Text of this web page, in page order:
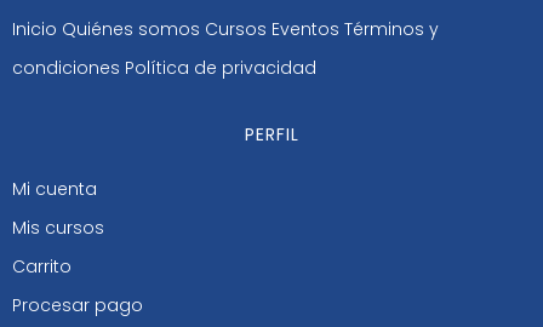
Inicio Quiénes somos Cursos Eventos Términos y
condiciones Política de privacidad
PERFIL
Mi cuenta
Mis cursos
Carrito
Procesar pago